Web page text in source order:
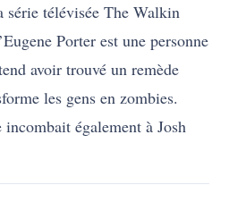
série télévisée The Walkin
Porter est une personne
avoir trouvé un remède
les gens en zombies.
également à Josh